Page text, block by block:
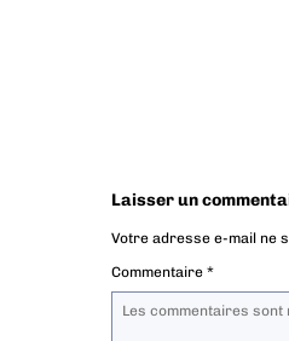
Laisser un
Votre adresse e-mail ne
Commentaire *